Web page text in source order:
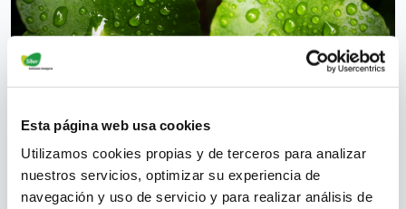
Esta página web usa cookies
Utilizamos cookies propias y de terceros para analizar
nuestros servicios, optimizar su experiencia de
navegación y uso de servicio y para realizar análisis de
La humedad por condensación se origina cuando el
interior de las viviendas se condensa. Descubre las
soluciones